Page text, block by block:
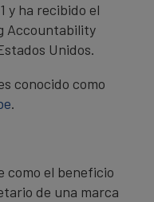
y ha recibido el
Accountability
Unidos.
conocido como
.
como el beneficio
de una marca